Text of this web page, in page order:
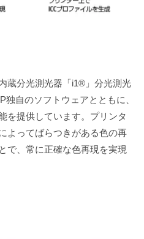
蔵分光測光器「i1®」分光測光
自のソフトウェアとともに、
を提供しています。プリンタ
よってばらつきがある色の再
で、常に正確な色再現を実現